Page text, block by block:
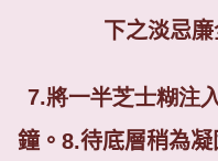
下之淡忌
7.將一半芝士糊注
鐘。 8.待底層稍為